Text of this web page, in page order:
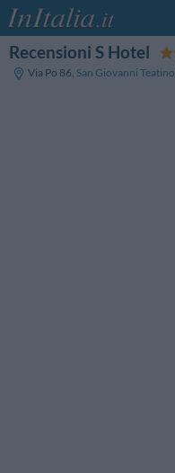
Recensioni S Hotel
Via Po 86, San Giovanni Teatino